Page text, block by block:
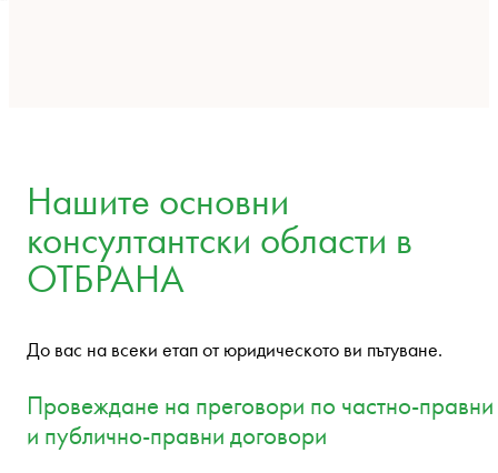
Нашите основни
консултантски области в
ОТБРАНА
До вас на всеки етап от юридическото ви пътуване.
Провеждане на преговори по частно-правни
и публично-правни договори